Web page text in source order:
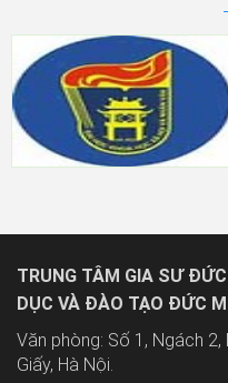
TRUNG TÂM GIA SƯ
DỤC VÀ ĐÀO TẠO ĐỨC
Văn phòng: Số 1, Ngách
Giấy, Hà Nội.